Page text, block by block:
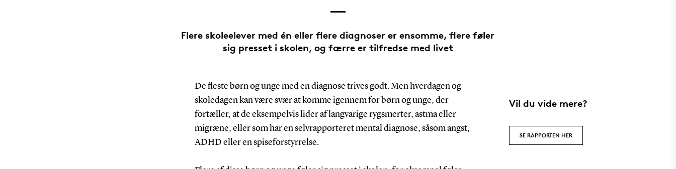
Flere skoleelever med én eller flere diagnoser er ensomme, flere føler
sig presset i skolen, og færre er tilfredse med livet
De fleste børn og unge med en diagnose trives godt. Men hverdagen og
skoledagen kan være svær at komme igennem for børn og unge, der
fortæller, at de eksempelvis lider af langvarige rygsmerter, astma eller
migræne, eller som har en selvrapporteret mental diagnose, såsom angst,
ADHD eller en spiseforstyrrelse.
Vil du vide mere?
SE RAPPORTEN HER